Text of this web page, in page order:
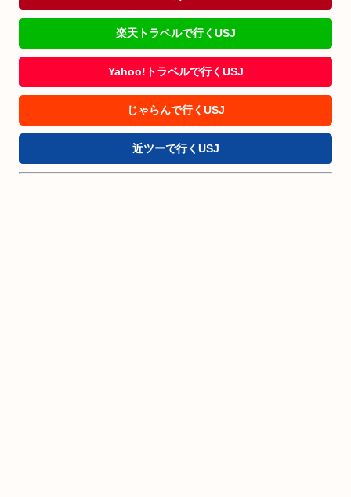
楽天トラベルで行くUSJ
Yahoo!トラベルで行くUSJ
じゃらんで行くUSJ
近ツーで行くUSJ